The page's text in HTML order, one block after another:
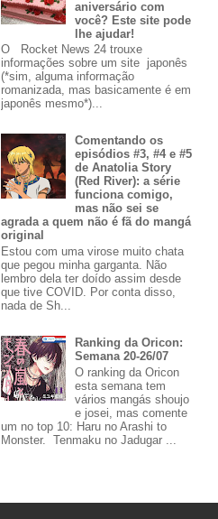
aniversário com
você? Este site pode
lhe ajudar!
O Rocket News 24 trouxe
informações sobre um site japonês
(*sim, alguma informação
romanizada, mas basicamente é em
japonês mesmo*)...
Comentando os
episódios #3, #4 e #5
de Anatolia Story
(Red River): a série
funciona comigo,
mas não sei se
agrada a quem não é fã do mangá
original
Estou com uma virose muito chata
que pegou minha garganta. Não
lembro dela ter doído assim desde
que tive COVID. Por conta disso,
nada de Sh...
Ranking da Oricon:
Semana 20-26/07
O ranking da Oricon
esta semana tem
vários mangás shoujo
e josei, mas comente
um no top 10: Haru no Arashi to
Monster. Tenmaku no Jadugar ...